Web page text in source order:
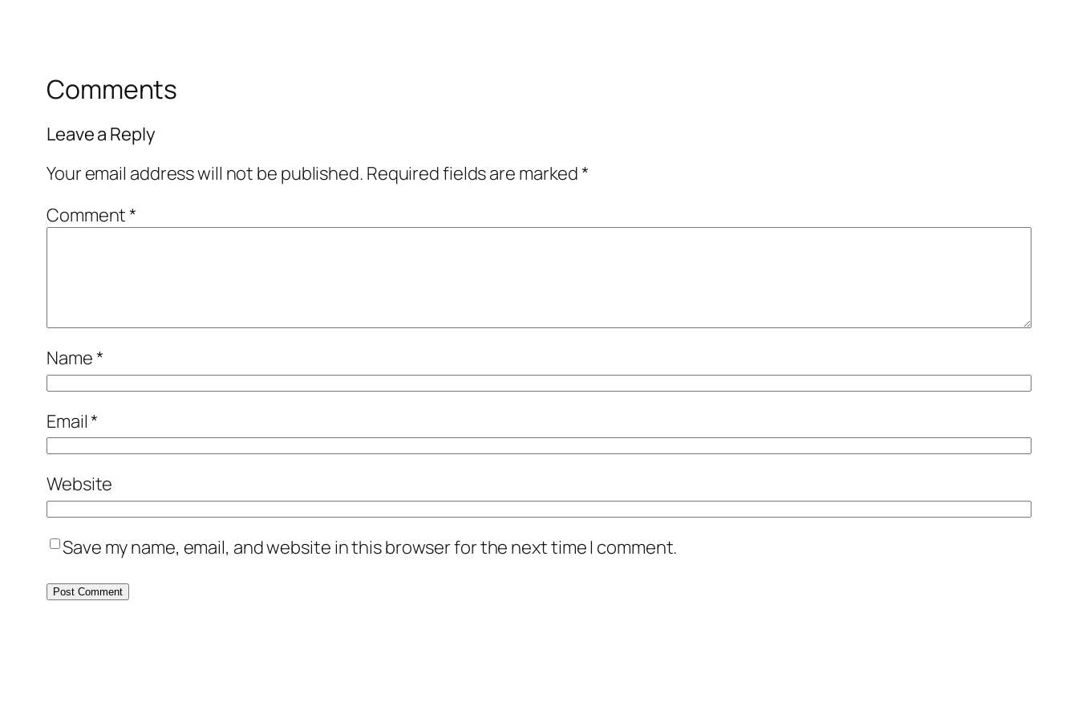
Comments
Leave a Reply
Your email address will not be published. Required fields are marked*
Comment*
Name*
Email*
Website
Save my name, email, and website in this browser for the next time I comment.